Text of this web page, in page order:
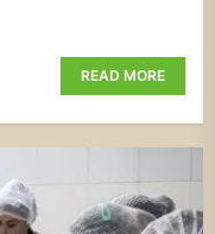
READ MORE